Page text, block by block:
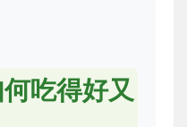
吃得好又